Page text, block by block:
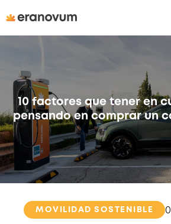
10 factores que tener en
pensando en comprar un
MOVILIDAD SOSTENIBLE